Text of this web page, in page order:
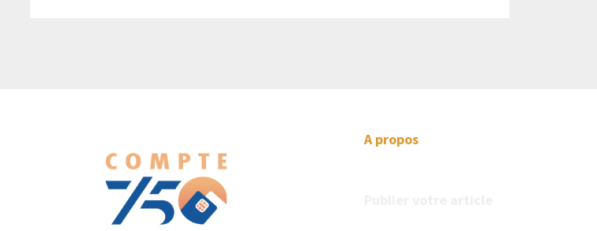
A propos